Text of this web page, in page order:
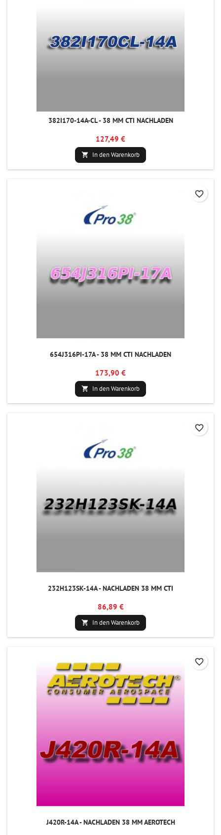
382I170-14A-CL - 38 MM CTI NACHLADEN
127,49 €
 In den Warenkorb
654J316PI-17A - 38 MM CTI NACHLADEN
173,90 €
 In den Warenkorb
favorite_border
232H123SK-14A - NACHLADEN 38 MM CTI
86,89 €
 In den Warenkorb
favorite_border
J420R-14A - NACHLADEN 38 MM AEROTECH
favorite_border